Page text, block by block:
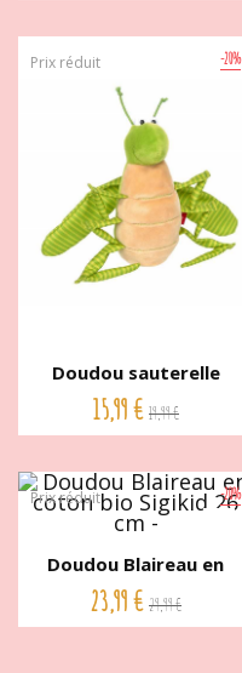
-20%
Prix réduit
Doudou sauterelle
Sigikid...
15,99 € 19,99 €
-20%
Prix réduit
Doudou Blaireau en
coton...
23,99 € 29,99 €